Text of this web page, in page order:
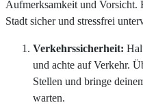
Aufmerksamkeit und Vorsicht.
Stadt sicher und stressfrei
Verkehrssicherheit:
und achte auf Verkehr.
Stellen und bringe
warten.